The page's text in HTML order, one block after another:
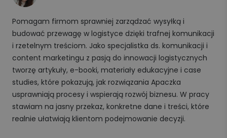
Pomagam firmom sprawniej zarządzać wysyłką i
budować przewagę w logistyce dzięki trafnej komunikacji
i rzetelnym treściom. Jako specjalistka ds. komunikacji i
content marketingu z pasją do innowacji logistycznych
tworzę artykuły, e-booki, materiały edukacyjne i case
studies, które pokazują, jak rozwiązania Apaczka
usprawniają procesy i wspierają rozwój biznesu. W pracy
stawiam na jasny przekaz, konkretne dane i treści, które
realnie ułatwiają klientom podejmowanie decyzji.